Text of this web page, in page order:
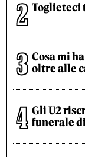
Toglieteci
Cosa mi
oltre alle
Gli U2
funerale